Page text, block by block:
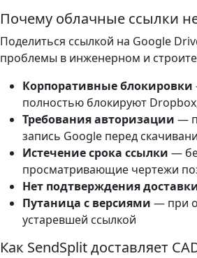
Почему облачные ссылки
Поделиться ссылкой на Google
проблемы в инженерном и
Корпоративные блокировки
полностью блокируют
Требования авторизации —
запись Google перед
Истечение срока ссылки —
просматривающие чертежи
Нет подтверждения
Путаница с версиями — при
устаревшей ссылкой
Как SendSplit доставляет